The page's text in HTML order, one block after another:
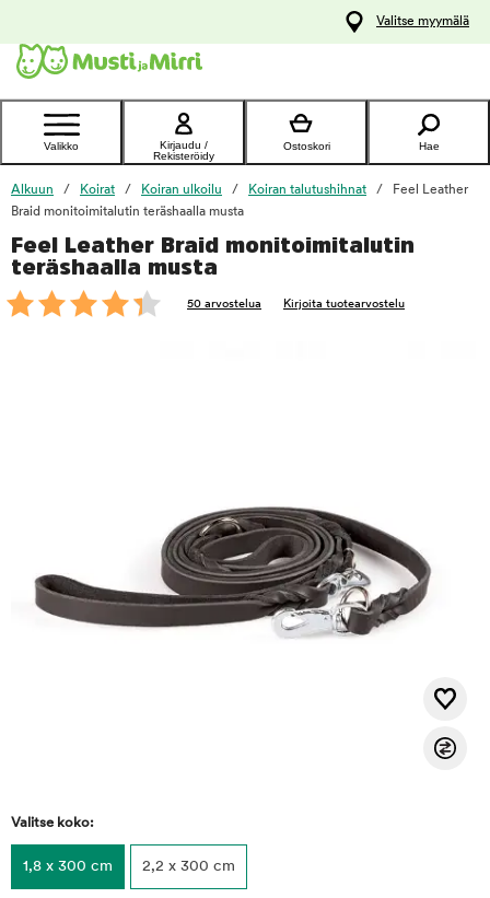
Ota yhteyttä
asiakaspalveluun
Valitse myymälä
Valikko
Kirjaudu /
Rekisteröidy
Ostoskori Hae
Alkuun Koirat Koiran ulkoilu Koiran talutushihnat
Feel Leather
Braid monitoimitalutin teräshaalla musta
Feel Leather Braid monitoimitalutin
teräshaalla musta
50 arvostelua Kirjoita tuotearvostelu
Valitse koko:
1,8 x 300 cm 2,2 x 300 cm
foo